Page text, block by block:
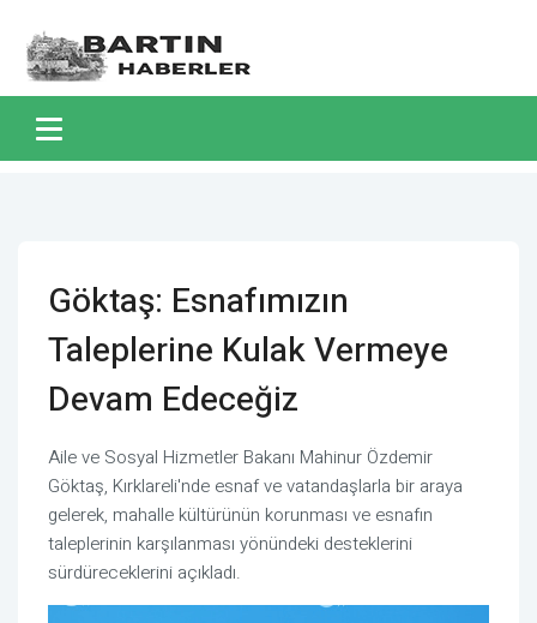
Göktaş: Esnafımızın
Taleplerine Kulak Vermeye
Devam Edeceğiz
Aile ve Sosyal Hizmetler Bakanı Mahinur Özdemir
Göktaş, Kırklareli'nde esnaf ve vatandaşlarla bir araya
gelerek, mahalle kültürünün korunması ve esnafın
taleplerinin karşılanması yönündeki desteklerini
sürdüreceklerini açıkladı.